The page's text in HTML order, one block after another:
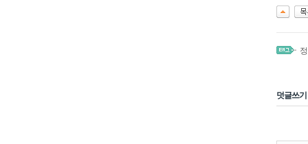
덧글쓰기